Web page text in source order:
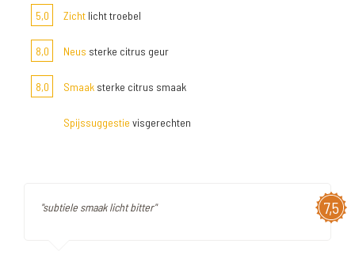
5,0
Zicht licht troebel
8,0 Neus sterke citrus geur
8,0 Smaak sterke citrus smaak
Spijssuggestie visgerechten
7,5
"subtiele smaak licht bitter"